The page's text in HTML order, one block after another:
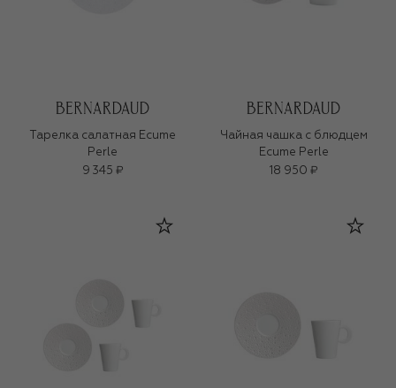
Тарелка салатная Ecume
Perle
9 345 ₽
Чайная чашка с блюдцем
Ecume Perle
18 950 ₽